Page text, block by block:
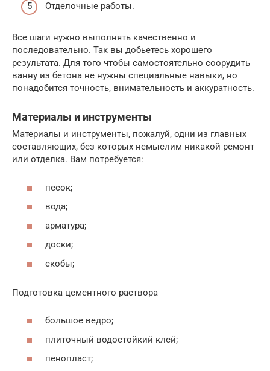
Отделочные работы.
Все шаги нужно выполнять качественно и
последовательно. Так вы добьетесь хорошего
результата. Для того чтобы самостоятельно соорудить
ванну из бетона не нужны специальные навыки, но
понадобится точность, внимательность и аккуратность.
Материалы и инструменты
Материалы и инструменты, пожалуй, одни из главных
составляющих, без которых немыслим никакой ремонт
или отделка. Вам потребуется:
песок;
вода;
арматура;
доски;
скобы;
Подготовка цементного раствора
большое ведро;
плиточный водостойкий клей;
пенопласт;